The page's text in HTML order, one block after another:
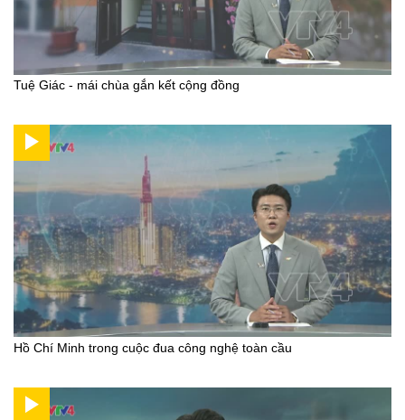
Tuệ Giác - mái chùa gắn kết cộng đồng
Hồ Chí Minh trong cuộc đua công nghệ toàn cầu